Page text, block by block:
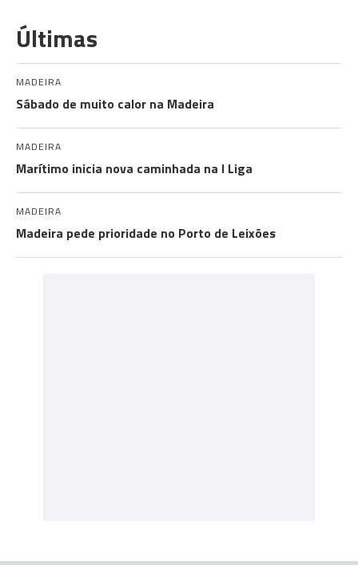
Últimas
MADEIRA
Sábado de muito calor na Madeira
MADEIRA
Marítimo inicia nova caminhada na I Liga
MADEIRA
Madeira pede prioridade no Porto de Leixões